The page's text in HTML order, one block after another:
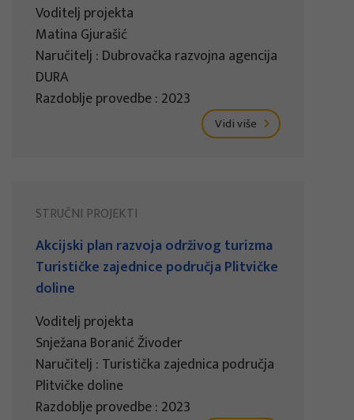
Voditelj projekta
Matina Gjurašić
Naručitelj : Dubrovačka razvojna agencija
DURA
Razdoblje provedbe : 2023
Vidi više
STRUČNI PROJEKTI
Akcijski plan razvoja održivog turizma
Turističke zajednice područja Plitvičke
doline
Voditelj projekta
Snježana Boranić Živoder
Naručitelj : Turistička zajednica područja
Plitvičke doline
Razdoblje provedbe : 2023